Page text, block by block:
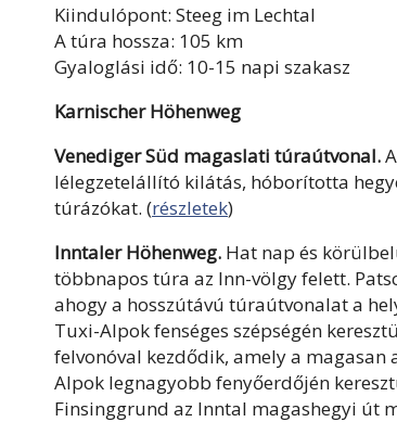
Kiindulópont: Steeg im Lechtal
A túra hossza: 105 km
Gyaloglási idő: 10-15 napi szakasz
Karnischer Höhenweg
Venediger Süd magaslati túraútvonal.
lélegzetelállító kilátás, hóborította
túrázókat. (részletek)
Inntaler Höhenweg. Hat nap és
többnapos túra az Inn-völgy felett.
ahogy a hosszútávú túraútvonalat a
Tuxi-Alpok fenséges szépségén
felvonóval kezdődik, amely a magasan
Alpok legnagyobb fenyőerdőjén
Finsinggrund az Inntal magashegyi út